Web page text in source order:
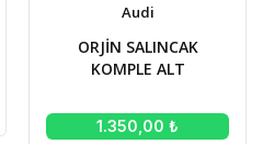
Audi
ORJİN SALINCAK
KOMPLE ALT
1.350,00 ₺